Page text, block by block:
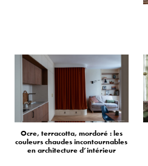
Ocre, terracotta, mordoré : les
couleurs chaudes incontournables
en architecture d’intérieur